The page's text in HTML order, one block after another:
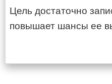
Цель достаточно
повышает шансы ее